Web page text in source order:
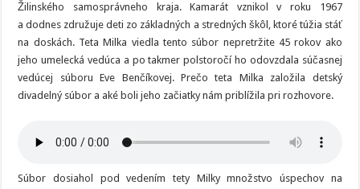
Žilinského samosprávneho kraja. Kamarát vznikol v roku 1967
a dodnes združuje deti zo základných a stredných škôl, ktoré túžia stáť
na doskách. Teta Milka viedla tento súbor nepretržite 45 rokov ako
jeho umelecká vedúca a po takmer polstoročí ho odovzdala súčasnej
vedúcej súboru Eve Benčíkovej. Prečo teta Milka založila detský
divadelný súbor a aké boli jeho začiatky nám priblížila pri rozhovore.
Súbor dosiahol pod vedením tety Milky množstvo úspechov na